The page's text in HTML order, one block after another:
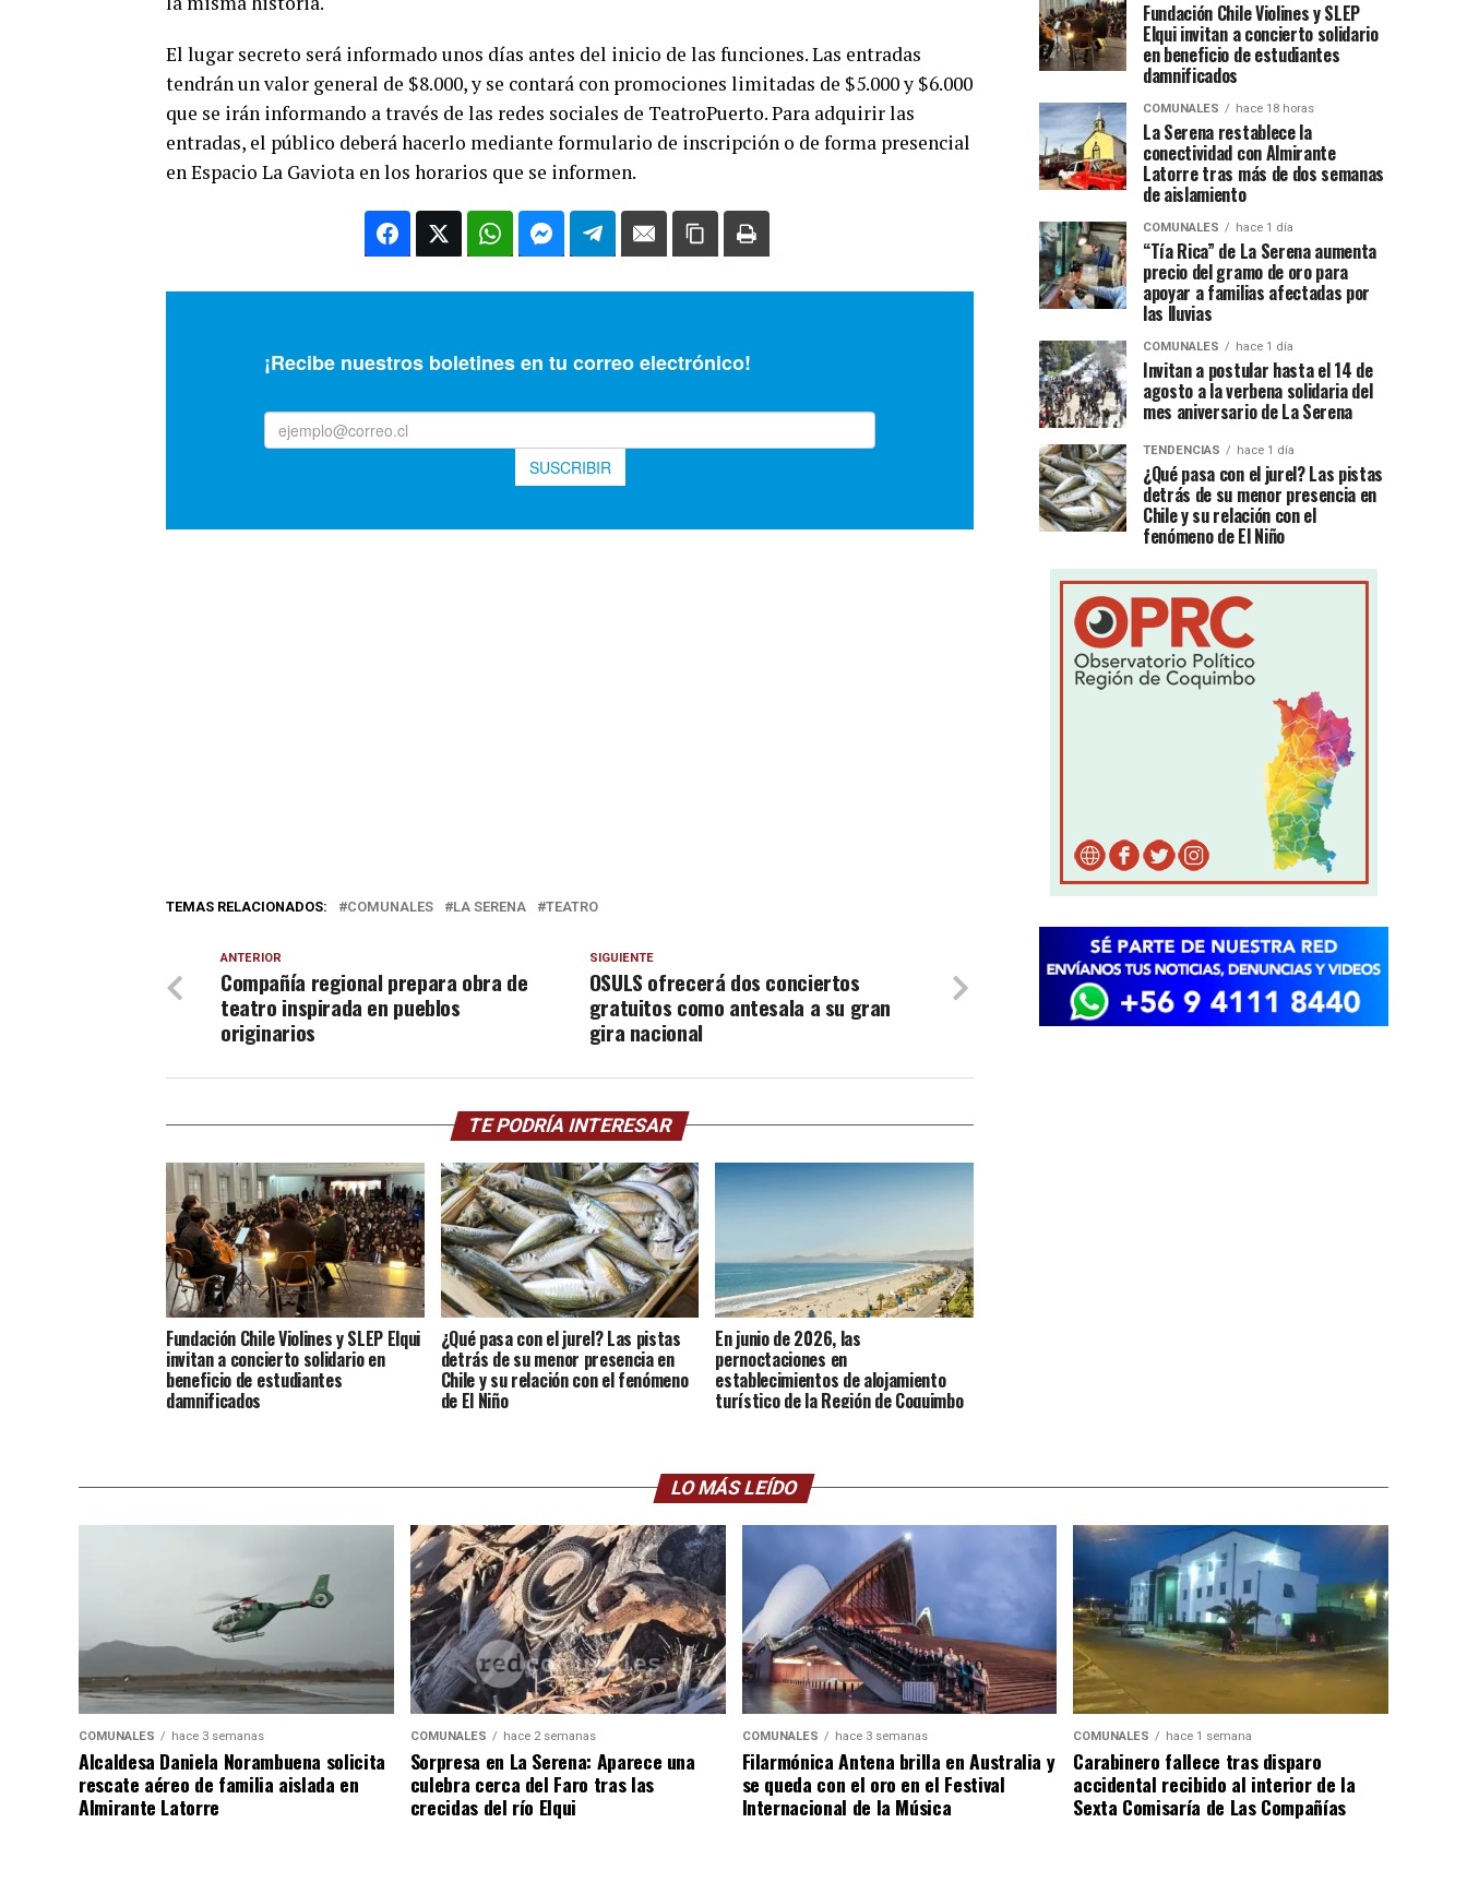
El lugar secreto será informado unos días antes del inicio de las funciones. Las entradas
tendrán un valor general de $8.000, y se contará con promociones limitadas de $5.000 y $6.000
que se irán informando a través de las redes sociales de TeatroPuerto. Para adquirir las
entradas, el público deberá hacerlo mediante formulario de inscripción o de forma presencial
en Espacio La Gaviota en los horarios que se informen.
TEMAS RELACIONADOS: COMUNALES LA SERENA TEATRO
SIGUIENTE
OSULS ofrecerá dos conciertos
gratuitos como antesala a su gran
gira nacional
ANTERIOR
Compañía regional prepara obra de
teatro inspirada en pueblos
originarios
TE PODRÍA INTERESAR
Fundación Chile Violines y SLEP Elqui
invitan a concierto solidario en
beneficio de estudiantes
damnificados
¿Qué pasa con el jurel? Las pistas
detrás de su menor presencia en
Chile y su relación con el fenómeno
de El Niño
En junio de 2026, las
pernoctaciones en
establecimientos de alojamiento
turístico de la Región de Coquimbo
Fundación Chile Violines y SLEP
Elqui invitan a concierto solidario
en beneficio de estudiantes
damnificados
COMUNALES hace 18 horas
La Serena restablece la
conectividad con Almirante
Latorre tras más de dos semanas
de aislamiento
COMUNALES hace 1 día
“Tía Rica” de La Serena aumenta
precio del gramo de oro para
apoyar a familias afectadas por
las lluvias
COMUNALES hace 1 día
Invitan a postular hasta el 14 de
agosto a la verbena solidaria del
mes aniversario de La Serena
TENDENCIAS hace 1 día
¿Qué pasa con el jurel? Las pistas
detrás de su menor presencia en
Chile y su relación con el
fenómeno de El Niño
LO MÁS LEÍDO
COMUNALES hace 3 semanas
Alcaldesa Daniela Norambuena solicita
rescate aéreo de familia aislada en
Almirante Latorre
COMUNALES hace 2 semanas
Sorpresa en La Serena: Aparece una
culebra cerca del Faro tras las
crecidas del río Elqui
COMUNALES hace 3 semanas
Filarmónica Antena brilla en Australia y
se queda con el oro en el Festival
Internacional de la Música
COMUNALES hace 1 semana
Carabinero fallece tras disparo
accidental recibido al interior de la
Sexta Comisaría de Las Compañías